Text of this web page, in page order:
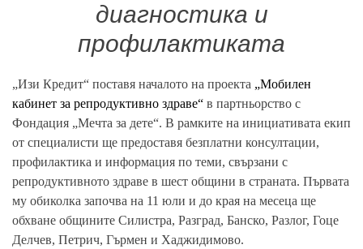
диагностика и
профилактиката
„Изи Кредит“ поставя началото на проекта „Мобилен
кабинет за репродуктивно здраве“ в партньорство с
Фондация „Мечта за дете“. В рамките на инициативата екип
от специалисти ще предоставя безплатни консултации,
профилактика и информация по теми, свързани с
репродуктивното здраве в шест общини в страната. Първата
му обиколка започва на 11 юли и до края на месеца ще
обхване общините Силистра, Разград, Банско, Разлог, Гоце
Делчев, Петрич, Гърмен и Хаджидимово.